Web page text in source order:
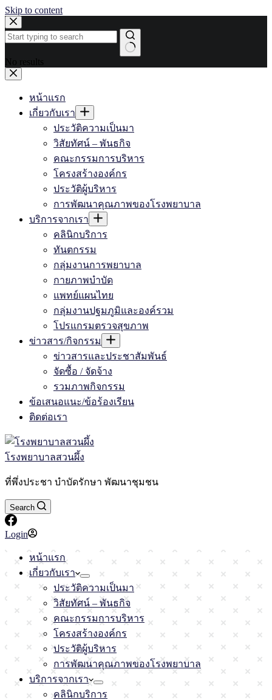
Skip to content
No results
หน้าแรก
เกี่ยวกับเรา
ประวัติความเป็นมา
วิสัยทัศน์ – พันธกิจ
คณะกรรมการบริหาร
โครงสร้างองค์กร
ประวัติผู้บริหาร
การพัฒนาคุณภาพของโรงพยาบาล
บริการจากเรา
คลินิกบริการ
ทันตกรรม
กลุ่มงานการพยาบาล
กายภาพบำบัด
แพทย์แผนไทย
กลุ่มงานปฐมภูมิและองค์รวม
โปรแกรมตรวจสุขภาพ
ข่าวสาร/กิจกรรม
ข่าวสารและประชาสัมพันธ์
จัดซื้อ / จัดจ้าง
รวมภาพกิจกรรม
ข้อเสนอแนะ/ข้อร้องเรียน
ติดต่อเรา
โรงพยาบาลสวนผึ้ง
ที่พึ่งประชา บำบัดรักษา พัฒนาชุมชน
Search
Login
หน้าแรก
เกี่ยวกับเรา
ประวัติความเป็นมา
วิสัยทัศน์ – พันธกิจ
คณะกรรมการบริหาร
โครงสร้างองค์กร
ประวัติผู้บริหาร
การพัฒนาคุณภาพของโรงพยาบาล
บริการจากเรา
คลินิกบริการ